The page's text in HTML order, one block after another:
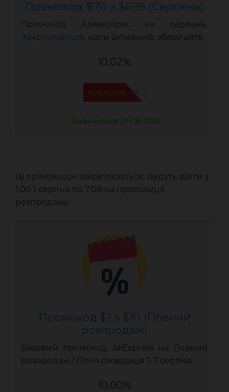
Промокод $70 з $699 (Серпень)
Промокод Аліекспрес на серпень.
Закріплюється, коли активний, зберігайте.
10.02%
IFPJJWK5
ПОКАЗАТИ
Закінчується: 31-08-2026
Ці промокоди закріплюються. Будуть діяти з
1:00 1 серпня по 7.08 на пропозиції
розпродажу.
Промокод $1 з $10 (Повний
розпродаж)
Базовий промокод AliExpress на Повний
розпродаж / Літня ліквідація 1-7 серпня
10.00%